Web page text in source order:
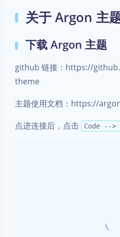
关于 Argon 主
下载 Argon 主题
github 链接：https://
theme
主题使用文档：https://
点进连接后，点击
Code -->